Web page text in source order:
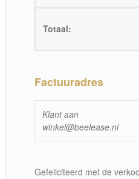
Totaal:
Factuuradres
Klant aan
winkel@beelease.nl
Gefeliciteerd met de